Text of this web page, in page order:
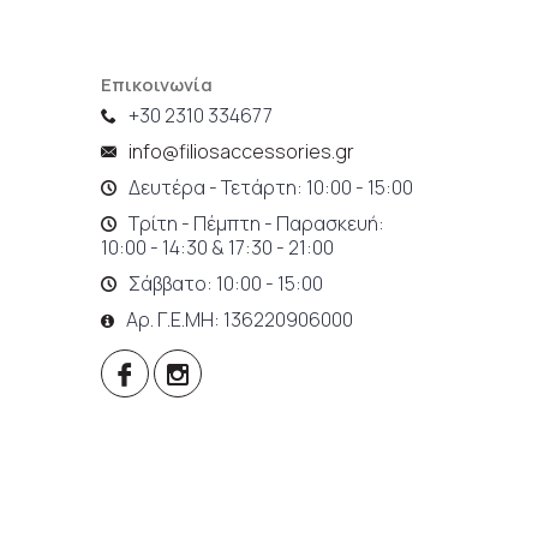
Επικοινωνία
+30 2310 334677
info@filiosaccessories.gr
Δευτέρα - Τετάρτη: 10:00 - 15:00
Τρίτη - Πέμπτη - Παρασκευή:
10:00 - 14:30 & 17:30 - 21:00
Σάββατο: 10:00 - 15:00
Αρ. Γ.Ε.ΜΗ: 136220906000